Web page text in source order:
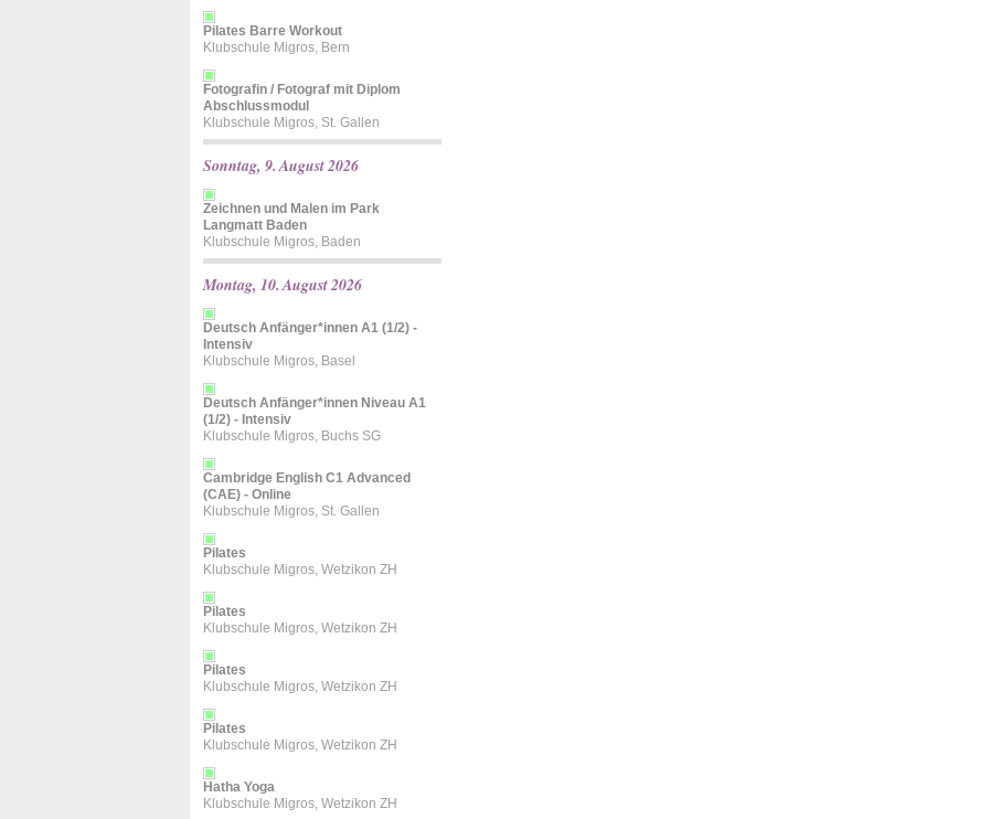
Pilates Barre Workout
Klubschule Migros, Bern
Fotografin / Fotograf mit Diplom
Abschlussmodul
Klubschule Migros, St. Gallen
Sonntag, 9. August 2026
Zeichnen und Malen im Park
Langmatt Baden
Klubschule Migros, Baden
Montag, 10. August 2026
Deutsch Anfänger*innen A1 (1/2) -
Intensiv
Klubschule Migros, Basel
Deutsch Anfänger*innen Niveau A1
(1/2) - Intensiv
Klubschule Migros, Buchs SG
Cambridge English C1 Advanced
(CAE) - Online
Klubschule Migros, St. Gallen
Pilates
Klubschule Migros, Wetzikon ZH
Pilates
Klubschule Migros, Wetzikon ZH
Pilates
Klubschule Migros, Wetzikon ZH
Pilates
Klubschule Migros, Wetzikon ZH
Hatha Yoga
Klubschule Migros, Wetzikon ZH